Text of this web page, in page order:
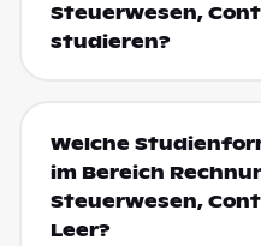
Steuerwesen,
studieren?
Welche
im Bereich
Steuerwesen,
Leer?